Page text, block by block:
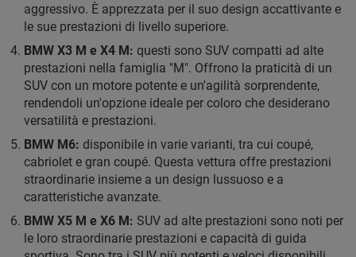
aggressivo. È apprezzata per il suo design accattivante e
le sue prestazioni di livello superiore.
BMW X3 M e X4 M: questi sono SUV compatti ad alte
prestazioni nella famiglia "M". Offrono la praticità di un
SUV con un motore potente e un'agilità sorprendente,
rendendoli un'opzione ideale per coloro che desiderano
versatilità e prestazioni.
BMW M6: disponibile in varie varianti, tra cui coupé,
cabriolet e gran coupé. Questa vettura offre prestazioni
straordinarie insieme a un design lussuoso e a
caratteristiche avanzate.
BMW X5 M e X6 M: SUV ad alte prestazioni sono noti per
le loro straordinarie prestazioni e capacità di guida